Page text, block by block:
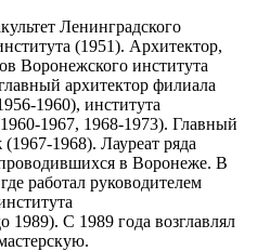
Ленинградского
(1951). Архитектор,
Воронежского института
архитектор филиала
1960), института
1967, 1968-1973). Главный
1968). Лауреат ряда
в Воронеже. В
работал руководителем
С 1989 года возглавлял